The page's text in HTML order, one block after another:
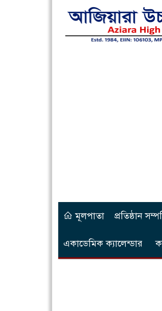
মূলপাতা প্রতিষ্ঠান
একাডেমিক ক্যালেন্ডার